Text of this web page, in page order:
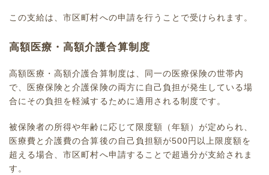
この支給は、市区町村への申請を行うことで受けられます。
高額医療・高額介護合算制度
高額医療・高額介護合算制度は、同一の医療保険の世帯内
で、医療保険と介護保険の両方に自己負担が発生している場
合にその負担を軽減するために適用される制度です。
被保険者の所得や年齢に応じて限度額（年額）が定められ、
医療費と介護費の合算後の自己負担額が500円以上限度額を
超える場合、市区町村へ申請することで超過分が支給されま
す。